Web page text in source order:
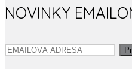
NOVINKY